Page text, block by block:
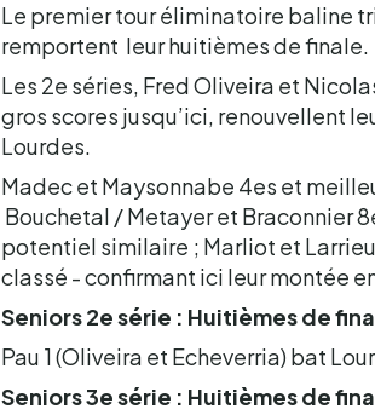
Le premier tour éliminatoire baline
remportent leur huitièmes de finale.
Les 2e séries, Fred Oliveira et
gros scores jusqu’ici, renouvellent
Lourdes.
Madec et Maysonnabe 4es et
Bouchetal / Metayer et Braconnier
potentiel similaire ; Marliot et Larrieu
classé - confirmant ici leur montée
Seniors 2e série : Huitièmes de
Pau 1 (Oliveira et Echeverria) bat
Seniors 3e série : Huitièmes de